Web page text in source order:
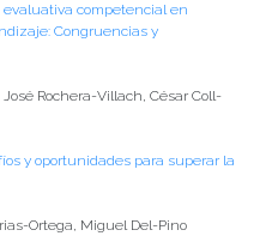
competencial en
Congruencias y
Rochera-Villach, César Coll-
y oportunidades para superar la
Ortega, Miguel Del-Pino